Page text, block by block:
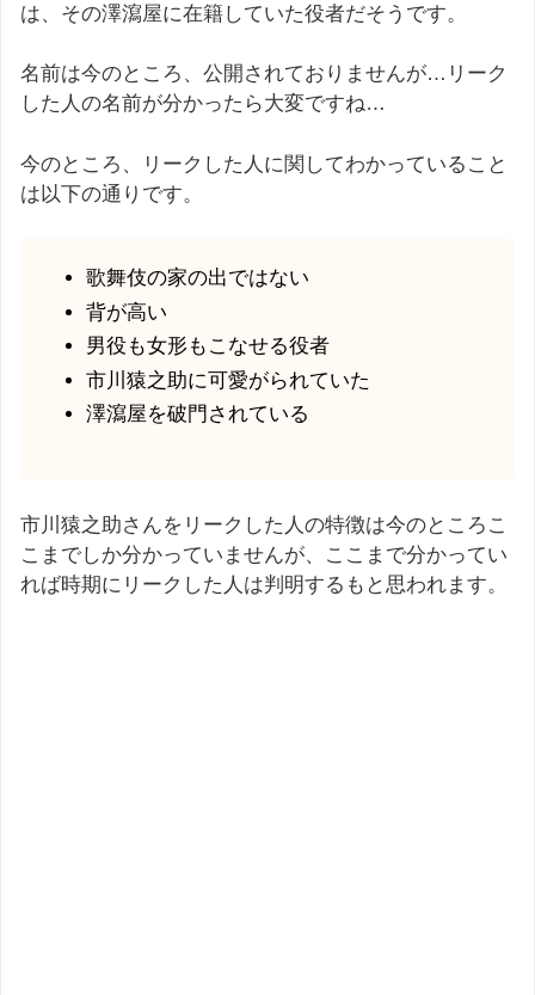
は、その澤瀉屋に在籍していた役者だそうです。
名前は今のところ、公開されておりませんが…リーク
した人の名前が分かったら大変ですね…
今のところ、リークした人に関してわかっていること
は以下の通りです。
歌舞伎の家の出ではない
背が高い
男役も女形もこなせる役者
市川猿之助に可愛がられていた
澤瀉屋を破門されている
市川猿之助さんをリークした人の特徴は今のところこ
こまでしか分かっていませんが、ここまで分かってい
れば時期にリークした人は判明するもと思われます。